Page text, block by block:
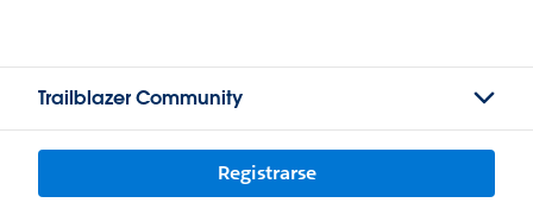
Trailblazer Community
Registrarse